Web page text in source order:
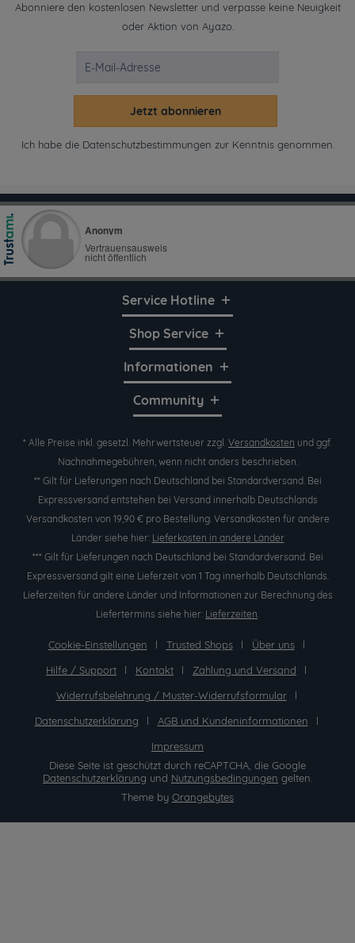
Abonniere den kostenlosen Newsletter und verpasse keine Neuigkeit
oder Aktion von Ayazo.
Jetzt abonnieren
Ich habe die Datenschutzbestimmungen zur Kenntnis genommen.
Service Hotline
Shop Service
Informationen
Community
* Alle Preise inkl. gesetzl. Mehrwertsteuer zzgl. Versandkosten und ggf.
Nachnahmegebühren, wenn nicht anders beschrieben.
** Gilt für Lieferungen nach Deutschland bei Standardversand. Bei
Expressversand entstehen bei Versand innerhalb Deutschlands
Versandkosten von 19,90 € pro Bestellung. Versandkosten für andere
Länder siehe hier: Lieferkosten in andere Länder
*** Gilt für Lieferungen nach Deutschland bei Standardversand. Bei
Expressversand gilt eine Lieferzeit von 1 Tag innerhalb Deutschlands.
Lieferzeiten für andere Länder und Informationen zur Berechnung des
Liefertermins siehe hier: Lieferzeiten.
Cookie-Einstellungen Trusted Shops
Über uns
Hilfe / Support
Kontakt
Zahlung und Versand
Widerrufsbelehrung / Muster-Widerrufsformular
Datenschutzerklärung
AGB und Kundeninformationen
Impressum
Diese Seite ist geschützt durch reCAPTCHA, die Google
Datenschutzerklärung und Nutzungsbedingungen gelten.
Theme by Orangebytes